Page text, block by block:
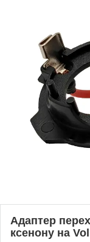
Адаптер
ксенону на